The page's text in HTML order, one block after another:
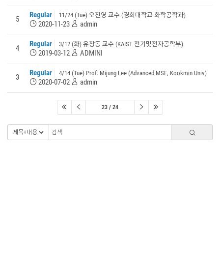
5 Regular 11/24 (Tue) 오진영 교수 (경희대학교 화학공학과)
2020-11-23 admin
4 Regular 3/12 (화) 유창동 교수 (KAIST 전기및전자공학부)
2019-03-12 ADMINI
3 Regular 4/14 (Tue) Prof. Mijung Lee (Advanced MSE, Kookmin Univ)
2020-07-02 admin
23 / 24